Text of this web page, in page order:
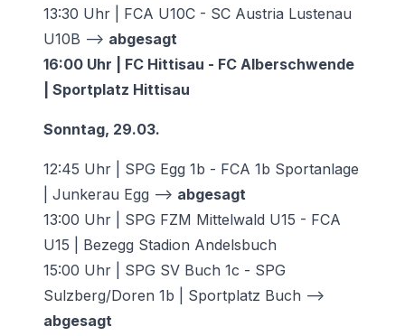
13:30 Uhr | FCA U10C - SC Austria Lustenau
U10B --> abgesagt
16:00 Uhr | FC Hittisau - FC Alberschwende
| Sportplatz Hittisau
Sonntag, 29.03.
12:45 Uhr | SPG Egg 1b - FCA 1b Sportanlage
| Junkerau Egg --> abgesagt
13:00 Uhr | SPG FZM Mittelwald U15 - FCA
U15 | Bezegg Stadion Andelsbuch
15:00 Uhr | SPG SV Buch 1c - SPG
Sulzberg/Doren 1b | Sportplatz Buch —>
abgesagt